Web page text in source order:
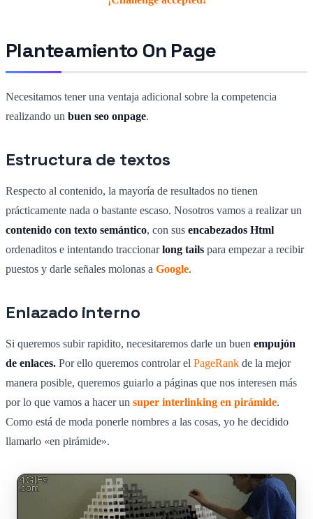
Planteamiento On Page
Necesitamos tener una ventaja adicional sobre la competencia
realizando un buen seo onpage.
Estructura de textos
Respecto al contenido, la mayoría de resultados no tienen
prácticamente nada o bastante escaso. Nosotros vamos a realizar un
contenido con texto semántico, con sus encabezados Html
ordenaditos e intentando traccionarlong tails para empezar a recibir
puestos y darle señales molonas a Google.
Enlazado interno
Si queremos subir rapidito, necesitaremos darle un buen empujón
de enlaces. Por ello queremos controlar el PageRank de la mejor
manera posible, queremos guiarlo a páginas que nos interesen más
por lo que vamos a hacer un super interlinking en pirámide.
Como está de moda ponerle nombres a las cosas, yo he decidido
llamarlo «en pirámide».